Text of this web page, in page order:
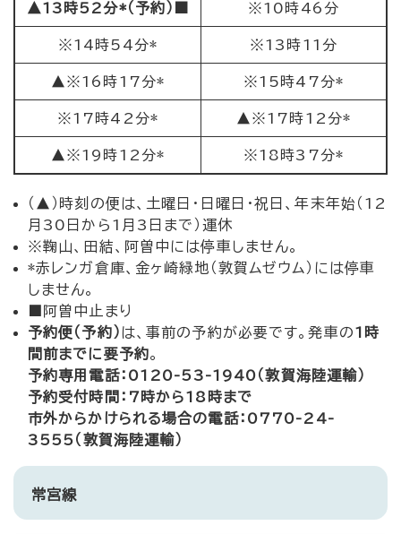
▲13時52分*（予約）■ ※10時46分
※14時54分* ※13時11分
▲※16時17分* ※15時47分*
※17時42分* ▲※17時12分*
▲※19時12分* ※18時37分*
（▲）時刻の便は、土曜日・日曜日・祝日、年末年始（12
月30日から1月3日まで）運休
※鞠山、田結、阿曽中には停車しません。
*赤レンガ倉庫、金ヶ崎緑地（敦賀ムゼウム）には停車
しません。
■阿曽中止まり
予約便（予約）は、事前の予約が必要です。発車の1時
間前までに要予約。
予約専用電話：0120-53-1940（敦賀海陸運輸）
予約受付時間：7時から18時まで
市外からかけられる場合の電話：0770-24-
3555（敦賀海陸運輸）
常宮線